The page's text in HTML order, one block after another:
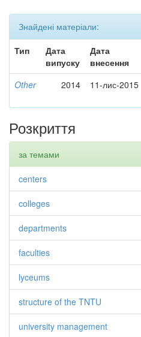
Знайдені матеріали:
Тип
Дата
випуску
Дата
внесення
Other 2014 11-лис-2015
Розкриття
за темами
centers
colleges
departments
faculties
lyceums
structure of the TNTU
university management